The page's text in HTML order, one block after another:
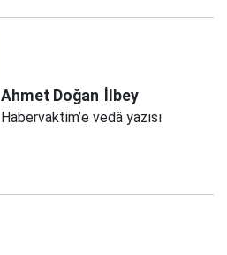
Ahmet Doğan İlbey
Habervaktim’e vedâ yazısı